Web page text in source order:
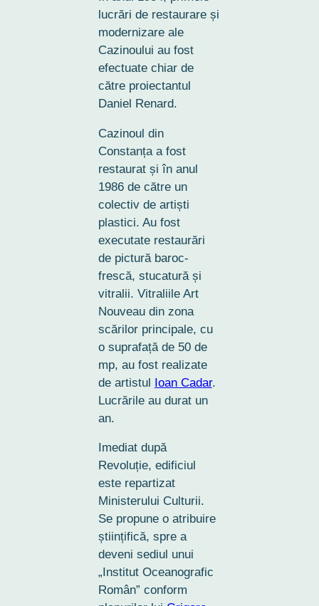
lucrări de restaurare și
modernizare ale
Cazinoului au fost
efectuate chiar de
către proiectantul
Daniel Renard.
Cazinoul din
Constanța a fost
restaurat și în anul
1986 de către un
colectiv de artiști
plastici. Au fost
executate restaurări
de pictură baroc-
frescă, stucatură și
vitralii. Vitraliile Art
Nouveau din zona
scărilor principale, cu
o suprafață de 50 de
mp, au fost realizate
de artistul Ioan Cadar.
Lucrările au durat un
an.
Imediat după
Revoluție, edificiul
este repartizat
Ministerului Culturii.
Se propune o atribuire
științifică, spre a
deveni sediul unui
„Institut Oceanografic
Român” conform